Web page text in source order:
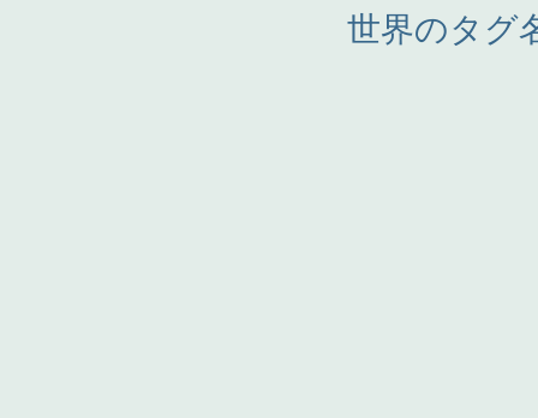
世界のタグ